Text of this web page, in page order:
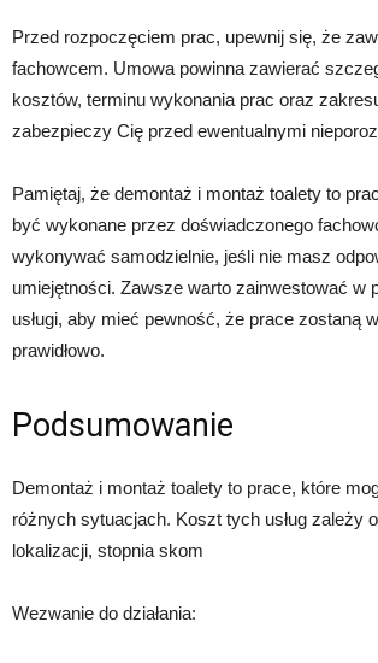
Przed rozpoczęciem prac, upewnij się, że
fachowcem. Umowa powinna zawierać
kosztów, terminu wykonania prac oraz
zabezpieczy Cię przed ewentualnymi
Pamiętaj, że demontaż i montaż toalety to
być wykonane przez doświadczonego
wykonywać samodzielnie, jeśli nie masz
umiejętności. Zawsze warto zainwestować w
usługi, aby mieć pewność, że prace zostaną
prawidłowo.
Podsumowanie
Demontaż i montaż toalety to prace, które
różnych sytuacjach. Koszt tych usług zależy
lokalizacji, stopnia skom
Wezwanie do działania: